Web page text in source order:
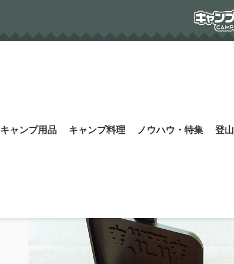
キャンプ用品 キャンプ料理 ノウハウ・特集 登山
Search